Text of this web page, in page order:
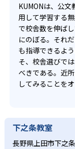
KUMONは、公
用して学習する
で校舎数を伸ば
にのぼる。それ
も指導できるよ
そ、校舎選びで
べきである。近
してみることを
下之条教室
長野県上田市下之